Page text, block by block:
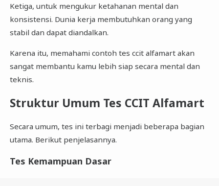
Ketiga, untuk mengukur ketahanan mental dan
konsistensi. Dunia kerja membutuhkan orang yang
stabil dan dapat diandalkan.
Karena itu, memahami contoh tes ccit alfamart akan
sangat membantu kamu lebih siap secara mental dan
teknis.
Struktur Umum Tes CCIT Alfamart
Secara umum, tes ini terbagi menjadi beberapa bagian
utama. Berikut penjelasannya.
Tes Kemampuan Dasar